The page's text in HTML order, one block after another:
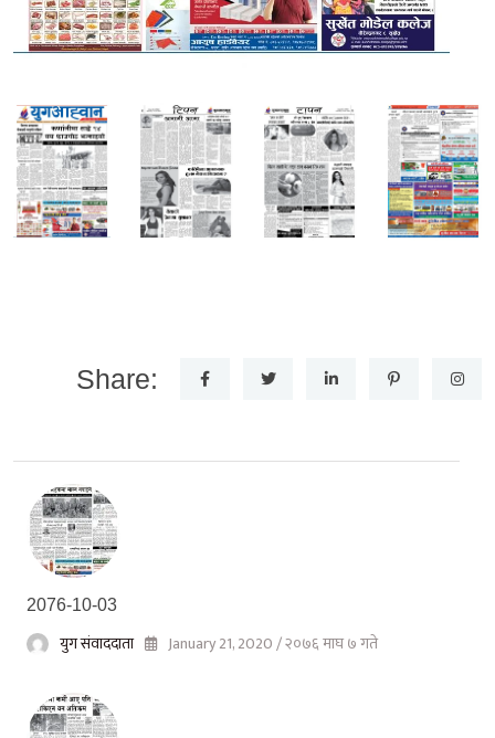
Share:
2076-10-03
युग संवाददाता January 21, 2020 / २०७६ माघ ७ गते